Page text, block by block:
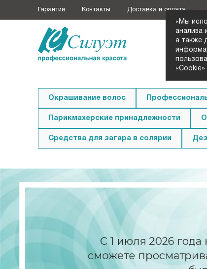
Гарантии Контакты Доставка и оплата
+7
Окрашивание волос
Парикмахерские принадлежности
Средства для загара в солярии
«Мы
анализа
а также